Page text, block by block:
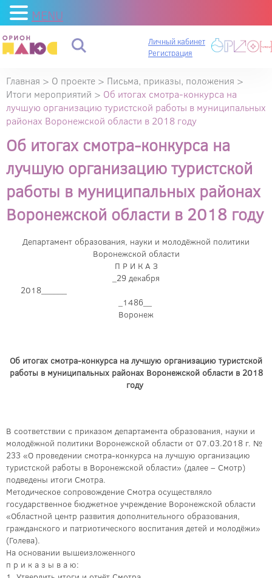
Личный кабинет
Регистрация
Главная > О проекте > Письма, приказы, положения >
Итоги мероприятий > Об итогах смотра-конкурса на
лучшую организацию туристской работы в муниципальных
районах Воронежской области в 2018 году
Об итогах смотра-конкурса на
лучшую организацию туристской
работы в муниципальных районах
Воронежской области в 2018 году
Департамент образования, науки и молодёжной политики
Воронежской области
П Р И К А З
_29 декабря
2018______
_1486__
Воронеж
Об итогах смотра-конкурса на лучшую организацию туристской
работы в муниципальных районах Воронежской области в 2018
году
В соответствии с приказом департамента образования, науки и
молодёжной политики Воронежской области от 07.03.2018 г. №
233 «О проведении смотра-конкурса на лучшую организацию
туристской работы в Воронежской области» (далее – Смотр)
подведены итоги Смотра.
Методическое сопровождение Смотра осуществляло
государственное бюджетное учреждение Воронежской области
«Областной центр развития дополнительного образования,
гражданского и патриотического воспитания детей и молодёжи»
(Голева).
На основании вышеизложенного
п р и к а з ы в а ю:
MENU